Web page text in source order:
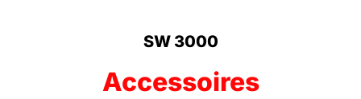
SW 3000
Accessoires